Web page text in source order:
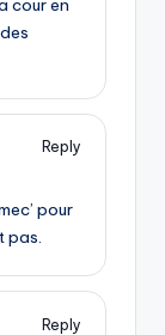
cour en
Reply
pour
pas.
Reply